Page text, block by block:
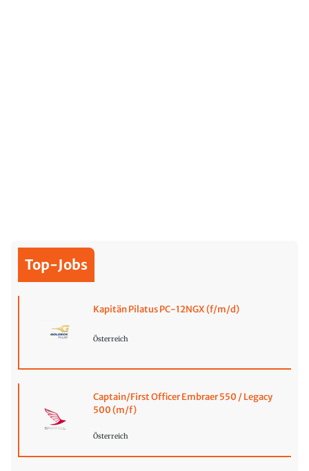
Top-Jobs
Kapitän Pilatus PC-12NGX (f/m/d)
Österreich
Captain/First Officer Embraer 550 / Legacy
500 (m/f)
Österreich